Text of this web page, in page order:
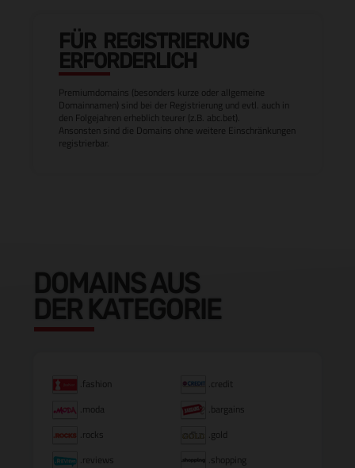
FÜR REGISTRIERUNG
ERFORDERLICH
Premiumdomains (besonders kurze oder allgemeine
Domainnamen) sind bei der Registrierung und evtl. auch in
den Folgejahren erheblich teurer (z.B. abc.bet).
Ansonsten sind die Domains ohne weitere Einschränkungen
registrierbar.
DOMAINS AUS
DER KATEGORIE
.fashion
.credit
.moda
.bargains
.rocks
.gold
.reviews
.shopping